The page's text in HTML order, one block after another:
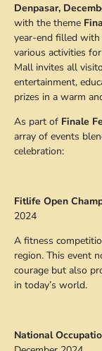
Denpasar,
with the theme
year-end filled with
various activities
Mall invites all
entertainment,
prizes in a warm
As part of Finale
array of events
celebration:
Fitlife Open
2024
A fitness
region. This event
courage but also
in today’s world.
National